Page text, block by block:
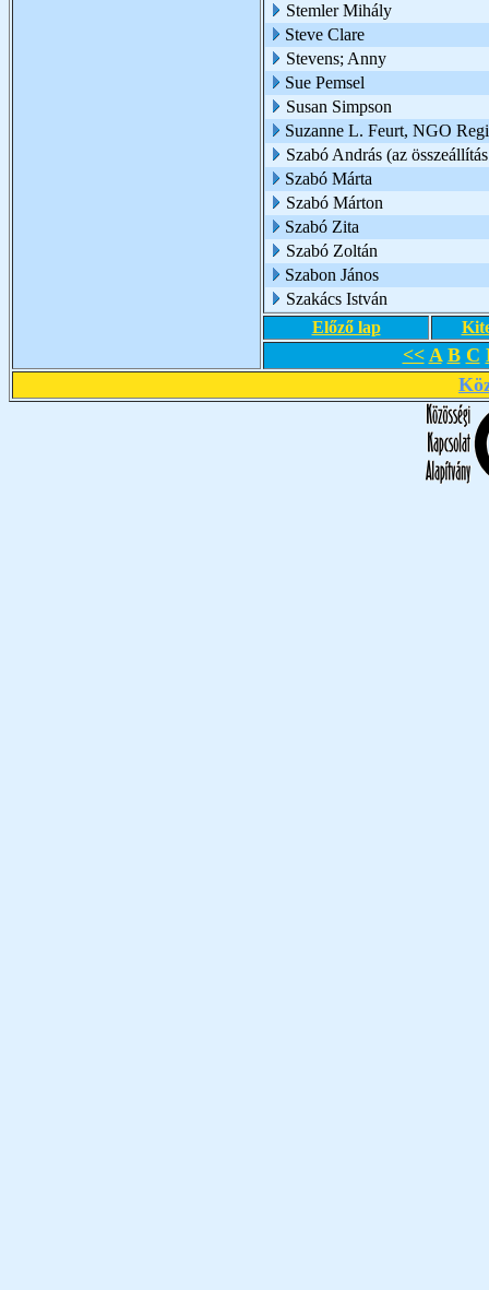
Stemler Mihály
Steve Clare
Stevens; Anny
Sue Pemsel
Susan Simpson
Suzanne L. Feurt, NGO
Szabó András (az
Szabó Márta
Szabó Márton
Szabó Zita
Szabó Zoltán
Szabon János
Szakács István
Előző lap
<< A B C